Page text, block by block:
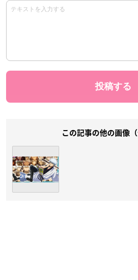
この記事の他の画像（